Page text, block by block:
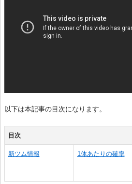
以下は本記事の目次になります。
目次
新ツム情報 1体あたりの確率